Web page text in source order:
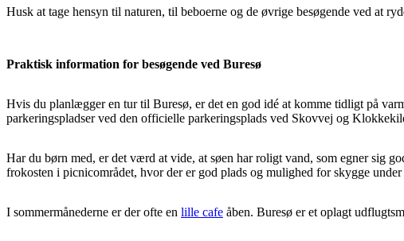
Husk at tage hensyn til naturen, til beboerne og de øvrige besøgende ved at
Praktisk information for besøgende ved Buresø
Hvis du planlægger en tur til Buresø, er det en god idé at komme tidligt på
parkeringspladser ved den officielle parkeringsplads ved Skovvej og
Har du børn med, er det værd at vide, at søen har roligt vand, som egner sig
frokosten i picnicområdet, hvor der er god plads og mulighed for skygge
I sommermånederne er der ofte en lille cafe åben. Buresø er et oplagt